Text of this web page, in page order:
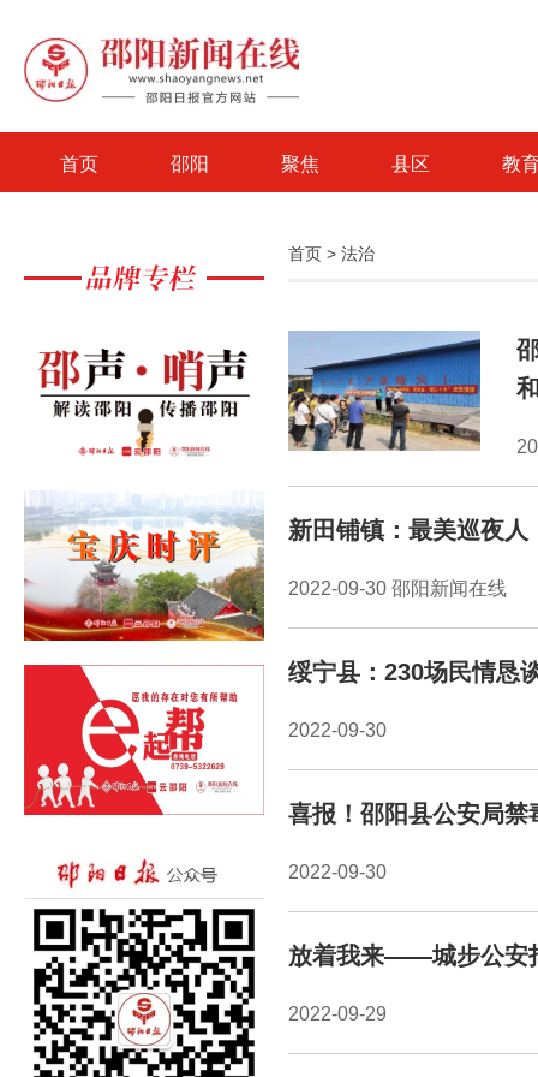
首页 邵阳 聚焦 县区 教
首页 > 法治
新田铺镇：最美巡夜人
2022-09-30 邵阳新闻在线
绥宁县：230场民情恳
2022-09-30
喜报！邵阳县公安局
2022-09-30
放着我来——城步公安
2022-09-29